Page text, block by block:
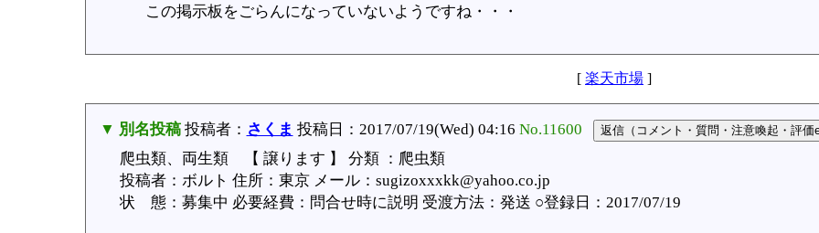
この掲示板をごらんになっていないようですね・・・
[ 楽天市場 ]
▼ 別名投稿投稿者： さくま 投稿日：2017/07/19(Wed) 04:16 No.11600
爬虫類、両生類 【 譲ります 】 分類 ：爬虫類
投稿者：ボルト 住所：東京 メール：sugizoxxxkk@yahoo.co.jp
状 態：募集中 必要経費：問合せ時に説明 受渡方法：発送 ○登録日：2017/07/19